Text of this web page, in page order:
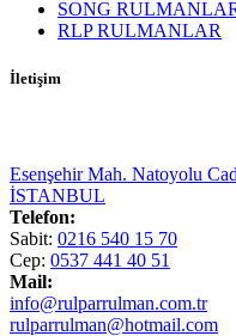
SONG
RLP RULMANLAR
İletişim
Esenşehir Mah. Natoyolu
İSTANBUL
Telefon:
Sabit: 0216 540 15 70
Cep: 0537 441 40 51
Mail:
info@rulparrulman.com.tr
rulparrulman@hotmail.com